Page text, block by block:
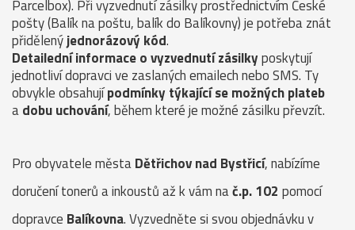
Parcelbox). Při vyzvednutí zásilky prostřednictvím České
pošty (Balík na poštu, balík do Balíkovny) je potřeba znát
přidělenýjednorázový kód.
Detailední informace o vyzvednutí zásilkyposkytují
jednotliví dopravci ve zaslaných emailech nebo SMS. Ty
obvykle obsahujípodmínky týkající se možných plateb
adobu uchování, během které je možné zásilku převzít.
Pro obyvatele městaDětřichov nad Bystřicí, nabízíme
doručení tonerů a inkoustů až k vám nač.p. 102 pomocí
dopravce Balíkovna. Vyzvedněte si svou objednávku v